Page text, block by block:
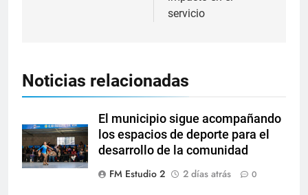
servicio
Noticias relacionadas
El municipio sigue acompañando
los espacios de deporte para el
desarrollo de la comunidad
FM Estudio 2
2 días atrás 0